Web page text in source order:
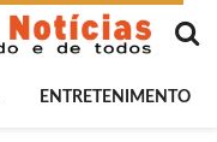
ENTRETENIMENTO